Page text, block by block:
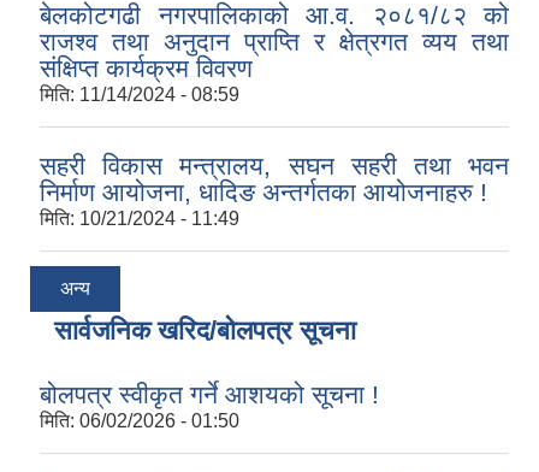
बेलकोटगढी नगरपालिकाको आ.व. २०८१/८२ को
राजश्व तथा अनुदान प्राप्ति र क्षेत्रगत व्यय तथा
संक्षिप्त कार्यक्रम विवरण
मिति: 11/14/2024 - 08:59
सहरी विकास मन्त्रालय, सघन सहरी तथा भवन
निर्माण आयोजना, धादिङ अन्तर्गतका आयोजनाहरु !
मिति: 10/21/2024 - 11:49
अन्य
सार्वजनिक खरिद/बोलपत्र सूचना
बोलपत्र स्वीकृत गर्ने आशयको सूचना !
मिति: 06/02/2026 - 01:50